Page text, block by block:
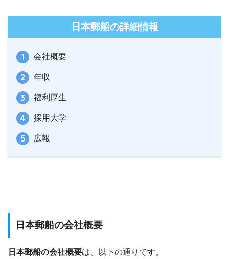
日本郵船の詳細情報
会社概要
年収
福利厚生
採用大学
広報
日本郵船の会社概要
日本郵船の会社概要は、以下の通りです。